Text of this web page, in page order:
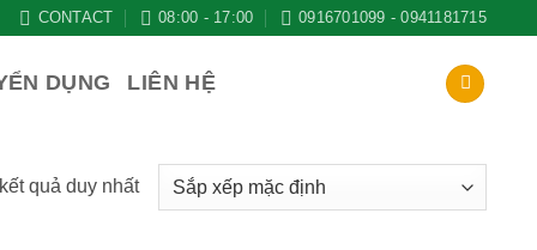
CONTACT 08:00 - 17:00 0916701099 - 0941181715
DỤNG LIÊN HỆ
quả duy nhất